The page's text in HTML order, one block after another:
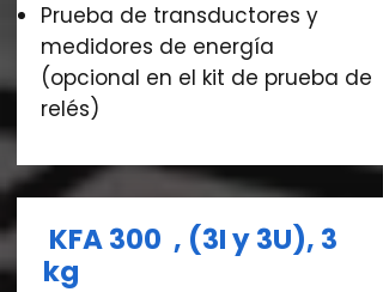
Prueba de transductores y
medidores de energía
(opcional en el kit de prueba de
relés)
KFA 300 , (3I y 3U), 3
kg